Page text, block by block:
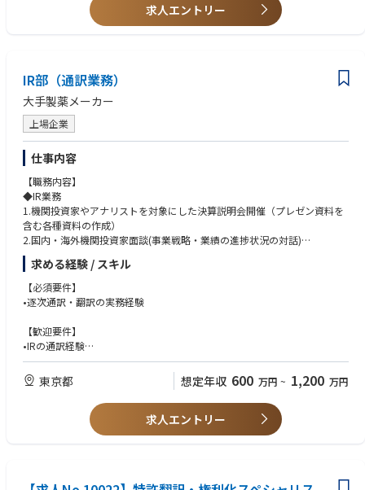
【求める人物像】
※これらのうち、複数の要素をお持ちの方を求めています。
求人エントリー
IR部（通訳業務）
大手製薬メーカー
上場企業
仕事内容
【職務内容】
◆IR業務
1.機関投資家やアナリストを対象にした決算説明会開催（プレゼン資料を
含む各種資料の作成）
2.国内・海外機関投資家面談(事業戦略・業績の進捗状況の対話)
3.投資家向けのイベント企画・運営
4.統合報告書作成などの社外向けの資料作成業務
5.投資家意見の経営層へフィードバック
1.海外投資家とのIR面談時の逐次通訳 ＊国内証券会社主催の投資カンフ
ァレンス
3.四半期ごとの決算発表資料の英語翻訳資料チェック
4.決算発表時に日本語原稿の英訳を録音
5.決算発表時の質疑応答部分(文書)の英訳チェック
6.投資家面談時に使用するIR用スライド英訳チェック
7.投資家・アナリスト向けイベント・説明会の際の資料英訳ならびに説明
求める経験 / スキル
【必須要件】
•逐次通訳・翻訳の実務経験
【歓迎要件】
•IRの通訳経験
•医薬分野の通訳・翻訳の経験
•IR・医薬分野の翻訳の経験（英文チェックの業務があるため）
東京都 想定年収 600 万円 ~ 1,200 万円
求人エントリー